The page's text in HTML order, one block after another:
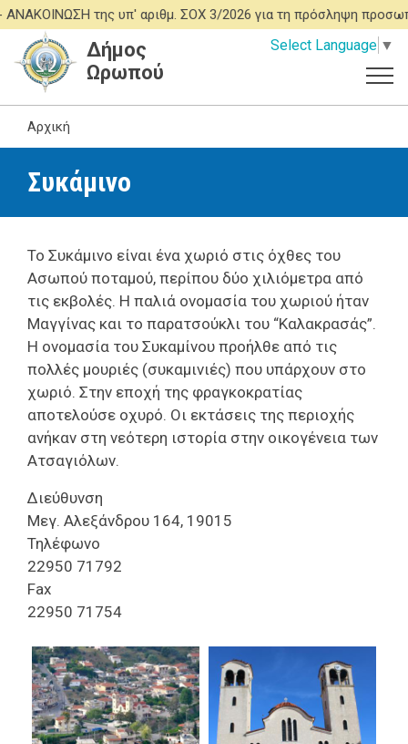
Παράκαμψη
προς
περιεχόμενο
της υπ' αριθμ. ΣΟΧ 3/2026 για τη πρόσληψη
Select Language ▼
Δήμος
Ωρωπού
Αρχική
Συκάμινο
Το Συκάμινο είναι ένα χωριό στις όχθες του
Ασωπού ποταμού, περίπου δύο χιλιόμετρα από
τις εκβολές. Η παλιά ονομασία του χωριού ήταν
Μαγγίνας και το παρατσούκλι του “Καλακρασάς”.
Η ονομασία του Συκαμίνου προήλθε από τις
πολλές μουριές (συκαμινιές) που υπάρχουν στο
χωριό. Στην εποχή της φραγκοκρατίας
αποτελούσε οχυρό. Οι εκτάσεις της περιοχής
ανήκαν στη νεότερη ιστορία στην οικογένεια των
Ατσαγιόλων.
Διεύθυνση
Μεγ. Αλεξάνδρου 164, 19015
Τηλέφωνο
22950 71792
Fax
22950 71754